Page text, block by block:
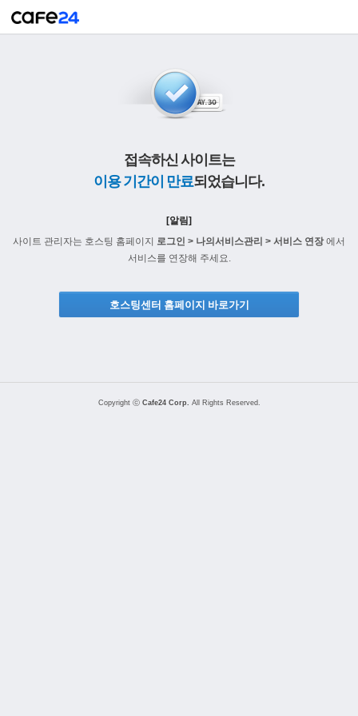
접속하신 사이트는
이용 기간이 만료되었습니다.
[알림]
사이트 관리자는 호스팅 홈페이지 로그인 > 나의서비스관리 > 서비스 연장에서
서비스를 연장해 주세요.
호스팅센터 홈페이지 바로가기
Copyright ⓒ Cafe24 Corp. All Rights Reserved.